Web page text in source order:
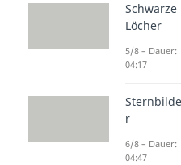
kommen
Einteilung
gleich
auch heute
genutzt.
bezeichnen
Schwarze
Löcher
5/8 – Dauer:
04:17
Sternbilde
r
6/8 – Dauer:
04:47